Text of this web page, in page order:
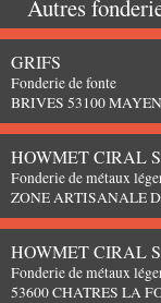
Autres
GRIFS
Fonderie de fonte
BRIVES 53100
HOWMET CIRAL
Fonderie de métaux
ZONE ARTISANALE
HOWMET CIRAL
Fonderie de métaux
53600 CHATRES LA